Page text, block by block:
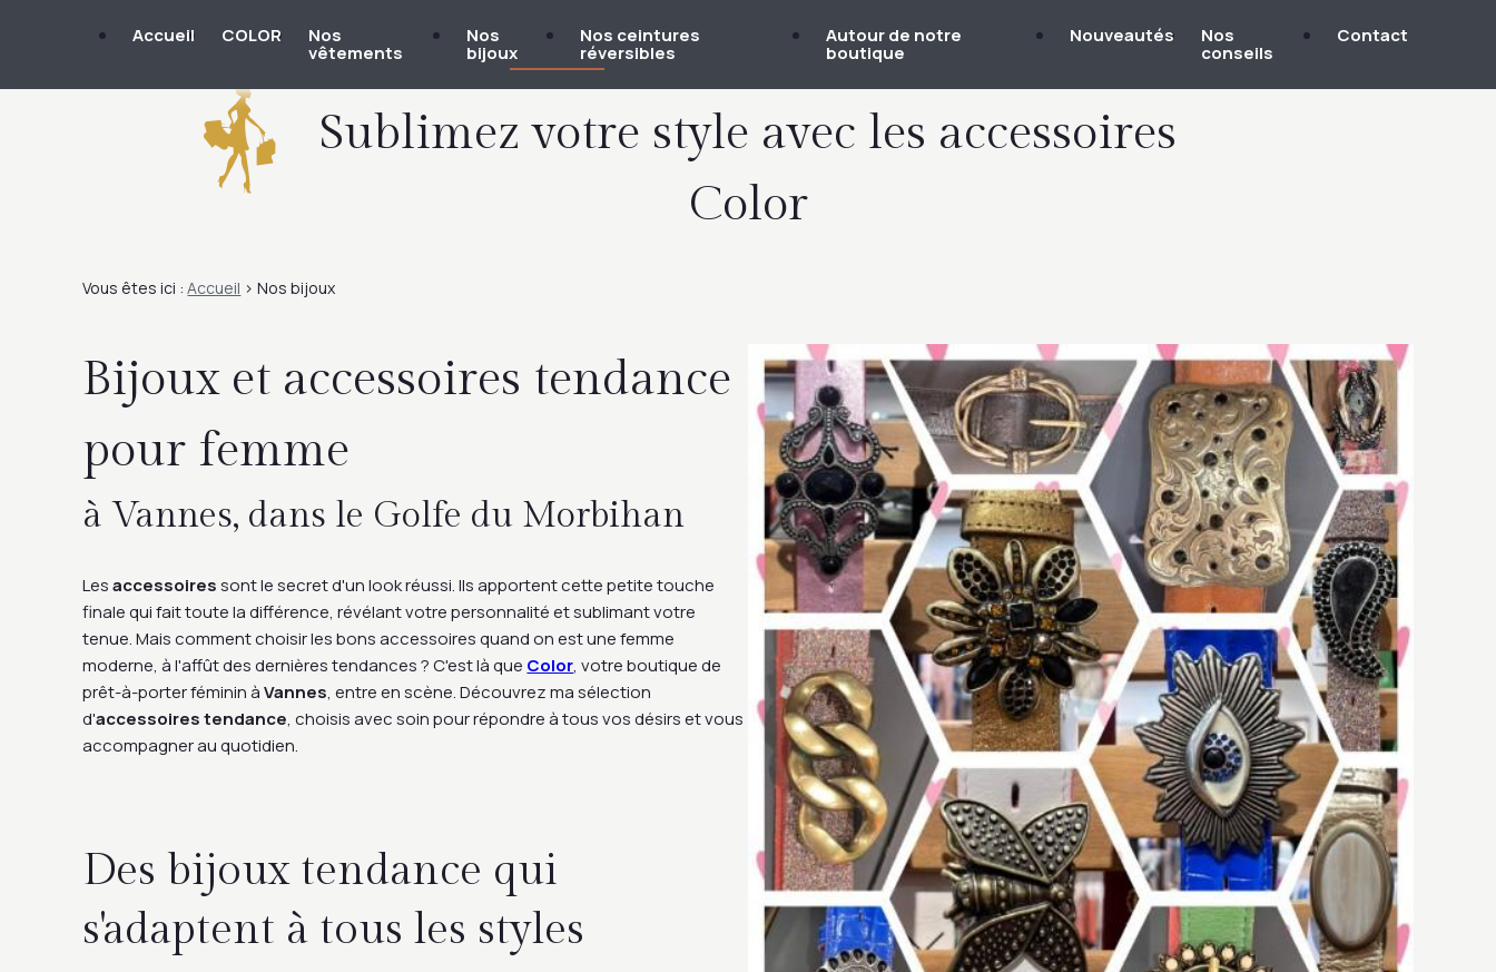
Accueil COLOR Nos
vêtements
Nos
bijoux
Nos ceintures
réversibles
Autour de notre
boutique
Nouveautés Nos
conseils
Contact
Sublimez votre style avec les accessoires
Color
Vous êtes ici : Accueil > Nos bijoux
Bijoux et accessoires tendance
pour femme
à Vannes, dans le Golfe du Morbihan
Lesaccessoiressont le secret d'un look réussi. Ils apportent cette petite touche
finale qui fait toute la différence, révélant votre personnalité et sublimant votre
tenue. Mais comment choisir les bons accessoires quand on est une femme
moderne, à l'affût des dernières tendances ? C'est là que Color, votre boutique de
prêt-à-porter féminin àVannes, entre en scène. Découvrez ma sélection
d'accessoires tendance, choisis avec soin pour répondre à tous vos désirs et vous
accompagner au quotidien.
Des bijoux tendance qui
s'adaptent à tous les styles